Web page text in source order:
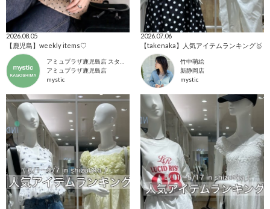
2026.08.05
【鹿児島】weekly items♡
アミュプラザ鹿児島店 スタッフ
アミュプラザ鹿児島店
mystic
2026.07.06
【takenaka】人気アイテムランキング🥇
竹中萌絵
新静岡店
mystic